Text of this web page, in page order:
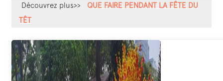
Découvrez plus>>
QUE FAIRE PENDANT LA FÊTE DU
TÊT